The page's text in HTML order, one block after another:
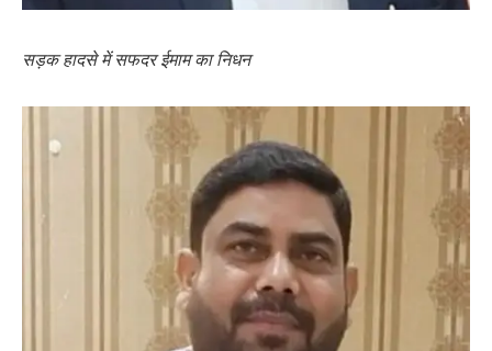
सड़क हादसे में सफदर ईमाम का निधन